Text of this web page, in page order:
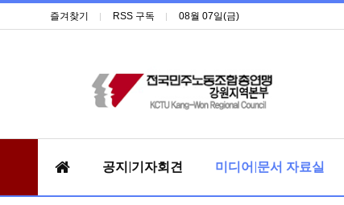
즐겨찾기 RSS 구독 08월 07일(금)
공지|기자회견 미디어|문서 자료실